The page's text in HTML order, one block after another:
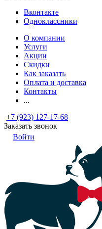
Вконтакте
Одноклассники
О компании
Услуги
Акции
Скидки
Как заказать
Оплата и доставка
Контакты
...
+7 (923) 127-17-68
Заказать звонок
Войти